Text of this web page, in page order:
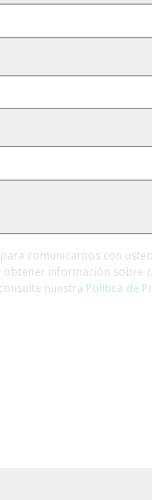
comunicarnos con
información sobre
nuestra Política de